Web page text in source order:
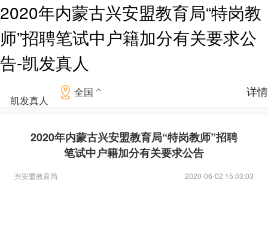
2020年内蒙古兴安盟教育局“特岗教
师”招聘笔试中户籍加分有关要求公
告-凯发真人
凯发真人
全国 详情
2020年内蒙古兴安盟教育局“特岗教师”招聘
笔试中户籍加分有关要求公告
兴安盟教育局 2020-06-02 15:03:03